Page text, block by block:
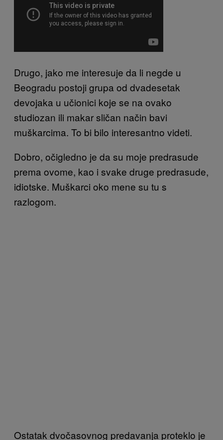
Drugo, jako me interesuje da li negde u
Beogradu postoji grupa od dvadesetak
devojaka u učionici koje se na ovako
studiozan ili makar sličan način bavi
muškarcima. To bi bilo interesantno videti.
Dobro, očigledno je da su moje predrasude
prema ovome, kao i svake druge predrasude,
idiotske. Muškarci oko mene su tu s
razlogom.
Ostatak dvočasovnog predavanja proteklo je